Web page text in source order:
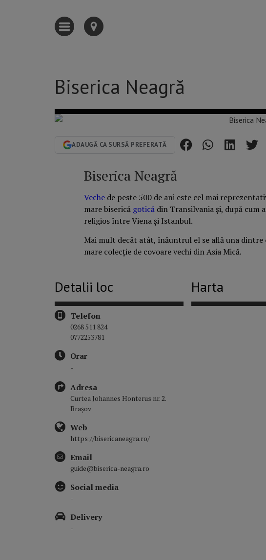
Biserica Neagră
ADAUGĂ CA SURSĂ PREFERATĂ
Biserica Neagră
Veche de peste 500 de ani este cel mai
mare biserică gotică din Transilvania și, după cum
religios între Viena și Istanbul.
Mai mult decât atât, înăuntrul el se află una dintre
mare colecție de covoare vechi din Asia Mică.
Detalii loc
Telefon
0268 511 824
0772253781
Orar
-
Adresa
Curtea Johannes Honterus nr. 2.
Brașov
Web
https://bisericaneagra.ro/
Email
guide@biserica-neagra.ro
Social media
-
Delivery
-
Harta